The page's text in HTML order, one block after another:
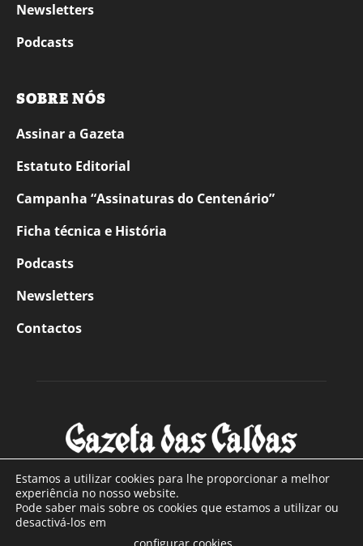
Newsletters
Podcasts
SOBRE NÓS
Assinar a Gazeta
Estatuto Editorial
Campanha “Assinaturas do Centenário”
Ficha técnica e História
Podcasts
Newsletters
Contactos
SOBRE NÓS
Estamos a utilizar cookies para lhe proporcionar a melhor
experiência no nosso website.
Pode saber mais sobre os cookies que estamos a utilizar ou
desactivá-los em